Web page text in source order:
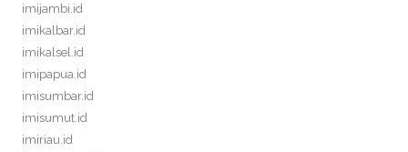
imijambi.id
imikalbar.id
imikalsel.id
imipapua.id
imisumbar.id
imisumut.id
imiriau.id